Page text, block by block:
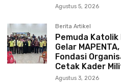
Agustus 5, 2026
Berita Artikel
Pemuda
Gelar
Fondasi
Cetak Kader
Agustus 3, 2026